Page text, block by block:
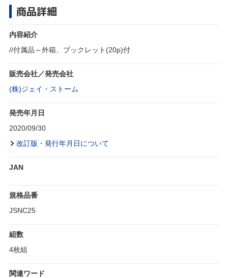
商品詳細
内容紹介
//付属品～外箱、ブックレット(20p)付
販売会社／発売会社
(株)ジェイ・ストーム
発売年月日
2020/09/30
改訂版・発行年月日について
JAN
規格品番
JSNC25
組数
4枚組
関連ワード